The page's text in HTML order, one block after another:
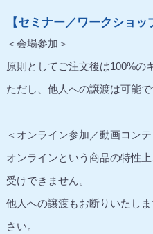
【セミナー／ワークショッ
＜会場参加＞
原則としてご注文後は100%の
ただし、他人への譲渡は可能で
＜オンライン参加／動画コンテ
オンラインという商品の特性
受けできません。
他人への譲渡もお断りいたし
さい。